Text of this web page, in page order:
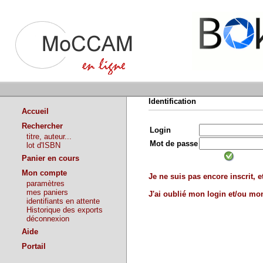
Accueil
Rechercher
titre, auteur...
lot d'ISBN
Panier en cours
Mon compte
paramètres
mes paniers
identifiants en attente
Historique des exports
déconnexion
Aide
Portail
Identification
Login
Mot de passe
Je ne suis pas encore inscrit,
J'ai oublié mon login et/ou